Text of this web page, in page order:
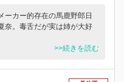
ーカー的存在の馬鹿野郎日
奈。毒舌だが実は姉が大好
>>続きを読む